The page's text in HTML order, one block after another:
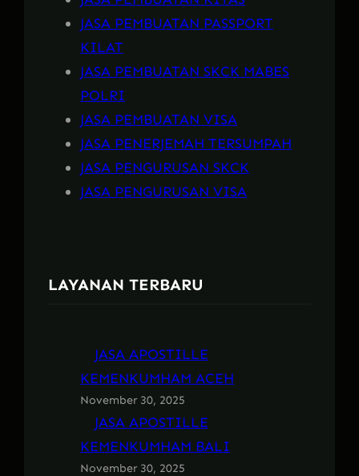
JASA PEMBUATAN PASSPORT
KILAT
JASA PEMBUATAN SKCK MABES
POLRI
JASA PEMBUATAN VISA
JASA PENERJEMAH TERSUMPAH
JASA PENGURUSAN SKCK
JASA PENGURUSAN VISA
LAYANAN TERBARU
JASA APOSTILLE
KEMENKUMHAM ACEH
November 30, 2025
JASA APOSTILLE
KEMENKUMHAM BALI
November 30, 2025